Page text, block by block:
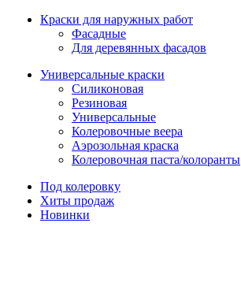
Краски для наружных работ
Фасадные
Для деревянных фасадов
Универсальные краски
Силиконовая
Резиновая
Универсальные
Колеровочные веера
Аэрозольная краска
Колеровочная паста/колоранты
Под колеровку
Хиты продаж
Новинки